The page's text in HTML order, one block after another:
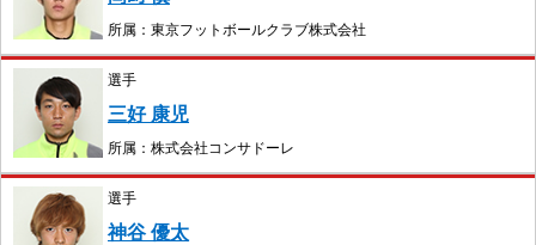
所属：東京フットボールクラブ株式会社
選手
三好 康児
所属：株式会社コンサドーレ
選手
神谷 優太